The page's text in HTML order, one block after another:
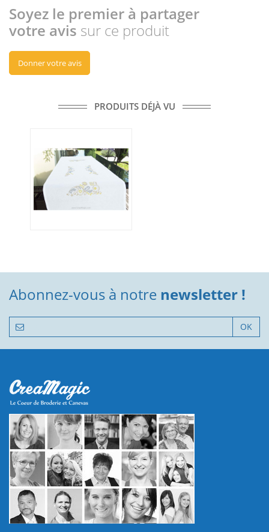
Soyez le premier à partager
votre avis sur ce produit
Donner votre avis
PRODUITS DÉJÀ VU
Abonnez-vous à notre newsletter !
OK